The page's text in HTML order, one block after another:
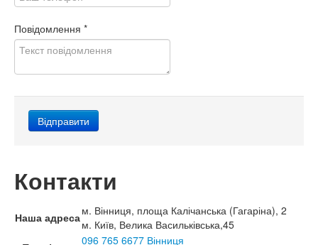
Повідомлення *
Контакти
Наша адресам. Вінниця, площа Калічанська (Гагаріна), 2
м. Київ, Велика Васильківська,45
096 765 6677 Вінниця